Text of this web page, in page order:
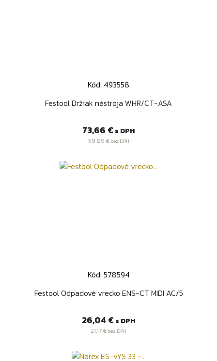
Kód: 493558
Festool Držiak nástroja WHR/CT-ASA
Cena
73,66 € s DPH
59,89 €bez DPH
Kód: 578594
Festool Odpadové vrecko ENS-CT MIDI AC/5
Cena
26,04 € s DPH
21,17 € bez DPH